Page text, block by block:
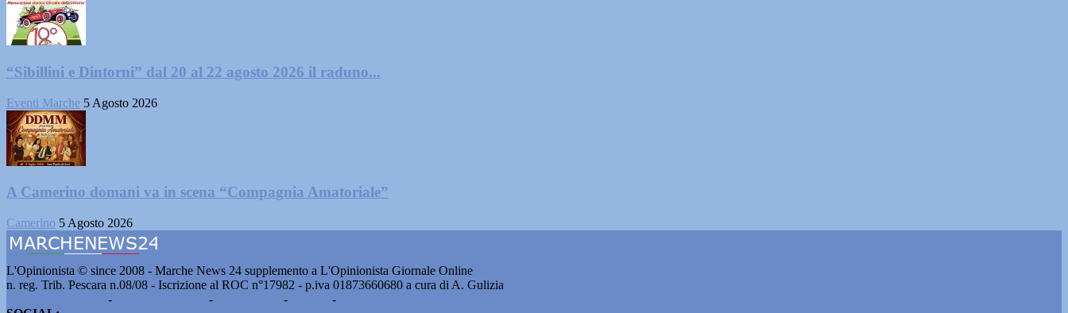
“Sibillini e Dintorni” dal 20 al 22 agosto 2026 il raduno...
Eventi Marche 5 Agosto 2026
A Camerino domani va in scena “Compagnia Amatoriale”
Camerino 5 Agosto 2026
L'Opinionista © since 2008 - Marche News 24 supplemento a L'Opinionista Giornale Online
n. reg. Trib. Pescara n.08/08 - Iscrizione al ROC n°17982 - p.iva 01873660680 a cura di A. Gulizia
- - - -